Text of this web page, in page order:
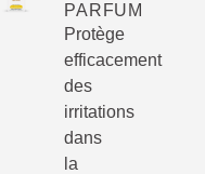
PARFUM
Protège
efficacement
des
irritations
dans
la